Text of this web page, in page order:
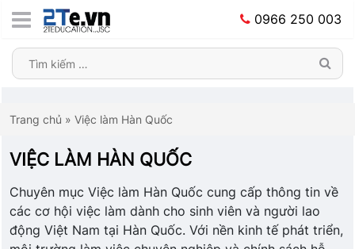
0966 250 003
Trang chủ » Việc làm Hàn Quốc
VIỆC LÀM HÀN QUỐC
Chuyên mục Việc làm Hàn Quốc cung cấp thông tin về
các cơ hội việc làm dành cho sinh viên và người lao
động Việt Nam tại Hàn Quốc. Với nền kinh tế phát triển,